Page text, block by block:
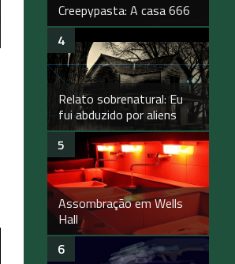
Creepypasta: A casa 666
Relato sobrenatural: Eu
fui abduzido por aliens
Assombração em Wells
Hall